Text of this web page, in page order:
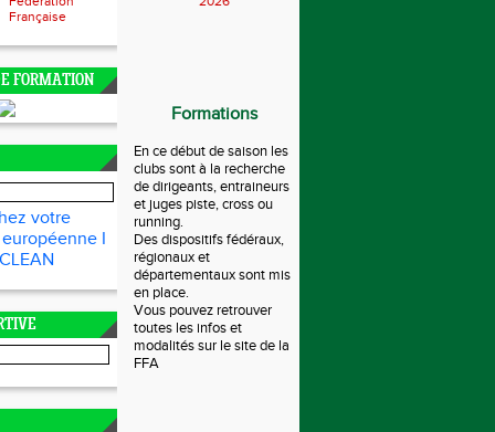
Française
FORMATION
votre
I
Formations
En ce début de saison les
clubs sont à la recherche
de dirigeants, entraineurs
et juges piste, cross ou
running.
Des dispositifs fédéraux,
régionaux et
départementaux sont mis
en place.
Vous pouvez retrouver
toutes les infos et
modalités sur le site de la
FFA